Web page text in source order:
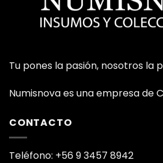
Tu pones la pasión, nosotros la
Numisnova es una empresa de
CONTACTO
Teléfono: +56 9 3457 8942